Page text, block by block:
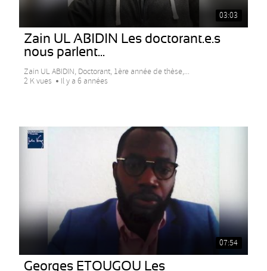
03:03
Zain UL ABIDIN Les doctorant.e.s
nous parlent...
Zain UL ABIDIN, Doctorant, 1ère année de thèse,...
2 K vues
Il y a 6 années
07:54
Georges ETOUGOU Les